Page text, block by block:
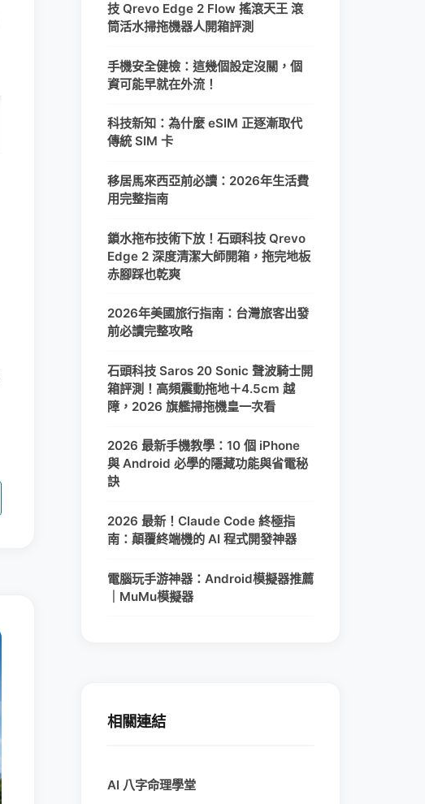
技 Qrevo Edge 2 Flow 搖滾天王 滾
筒活水掃拖機器人開箱評測
手機安全健檢：這幾個設定沒關，個
資可能早就在外流！
科技新知：為什麼 eSIM 正逐漸取代
傳統 SIM 卡
移居馬來西亞前必讀：2026年生活費
用完整指南
鎖水拖布技術下放！石頭科技 Qrevo
Edge 2 深度清潔大師開箱，拖完地板
赤腳踩也乾爽
2026年美國旅行指南：台灣旅客出發
前必讀完整攻略
石頭科技 Saros 20 Sonic 聲波騎士開
箱評測！高頻震動拖地＋4.5cm 越
障，2026 旗艦掃拖機皇一次看
2026 最新手機教學：10 個 iPhone
與 Android 必學的隱藏功能與省電秘
訣
2026 最新！Claude Code 終極指
南：顛覆終端機的 AI 程式開發神器
電腦玩手游神器：Android模擬器推薦
｜MuMu模擬器
相關連結
AI 八字命理學堂